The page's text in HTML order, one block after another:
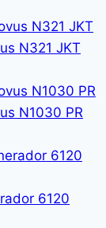
N321 JKT
N1030 PR
6120